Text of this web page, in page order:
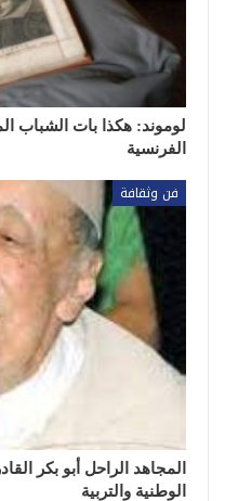
لوموند: هكذا بات الشباب
الفرنسية
فن وثقافة
المجاهد الراحل أبو بكر
الوطنية والتربية